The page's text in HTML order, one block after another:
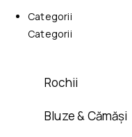
Categorii
Categorii
Rochii
Bluze & Cămăși